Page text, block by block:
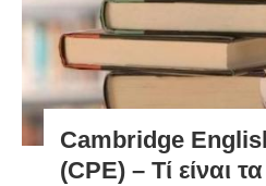
Cambridge
(CPE) – Τί είναι